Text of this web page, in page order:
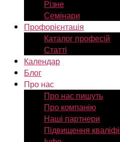
Різне
Семінари
Профорієнтація
Каталог професій
Статті
Календар
Блог
Про нас
Про нас пишуть
Про компанію
Наші партнери
Підвищення